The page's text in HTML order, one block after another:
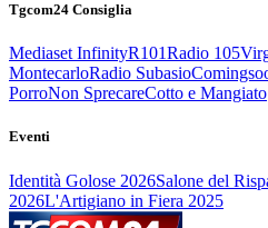
Tgcom24 Consiglia
Mediaset InfinityR101Radio 105
MontecarloRadio Subasio
PorroNon SprecareCotto e Mangiato
Eventi
Identità Golose 2026Salone del
2026L'Artigiano in Fiera 2025